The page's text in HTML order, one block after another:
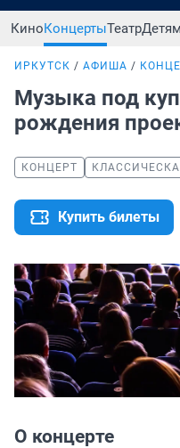
КиноКонцертыТеатрДетям
ИРКУТСК АФИША
Музыка под
рождения
КОНЦЕРТ
Купить билеты
О концерте